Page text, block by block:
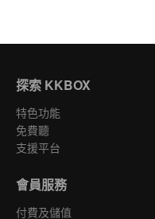
探索 KKBOX
特色功能
免費聽
支援平台
會員服務
付費及儲值